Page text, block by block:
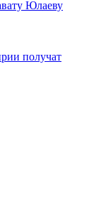
Юлаеву
получат